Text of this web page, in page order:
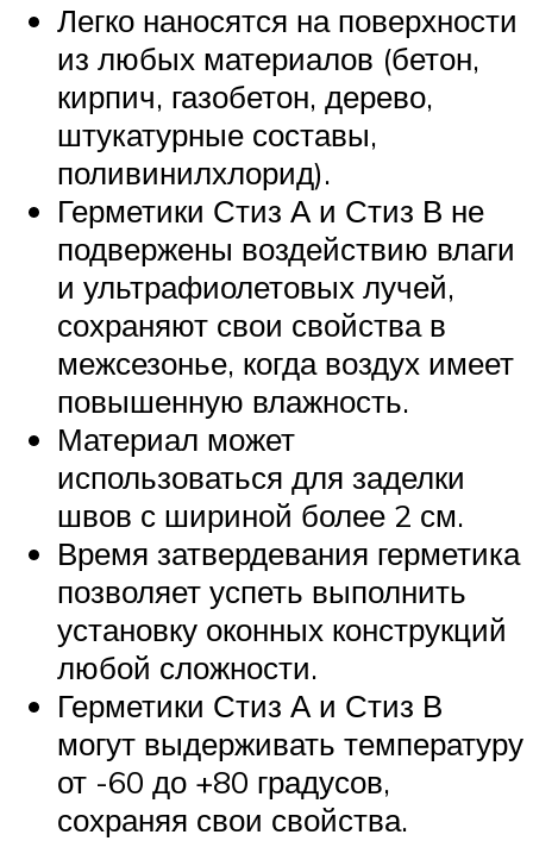
Легко наносятся на поверхности
из любых материалов (бетон,
кирпич, газобетон, дерево,
штукатурные составы,
поливинилхлорид).
Герметики Стиз А и Стиз В не
подвержены воздействию влаги
и ультрафиолетовых лучей,
сохраняют свои свойства в
межсезонье, когда воздух имеет
повышенную влажность.
Материал может
использоваться для заделки
швов с шириной более 2 см.
Время затвердевания герметика
позволяет успеть выполнить
установку оконных конструкций
любой сложности.
Герметики Стиз А и Стиз В
могут выдерживать температуру
от -60 до +80 градусов,
сохраняя свои свойства.